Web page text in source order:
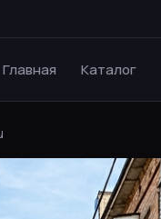
Главная Каталог